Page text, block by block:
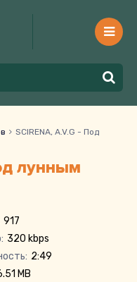
SCIRENA, A.V.G - Под
лунным
917
320 kbps
2:49
MB